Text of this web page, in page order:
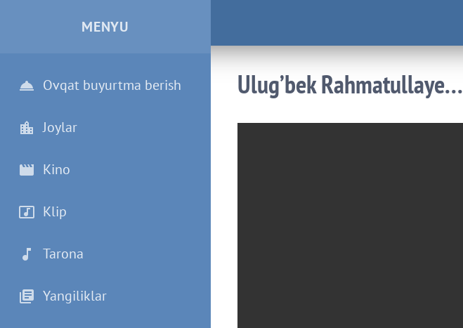
MENYU
Ovqat buyurtma berish
Joylar
Kino
Klip
Tarona
Yangiliklar
Ulug’bek Rahmatullaye...